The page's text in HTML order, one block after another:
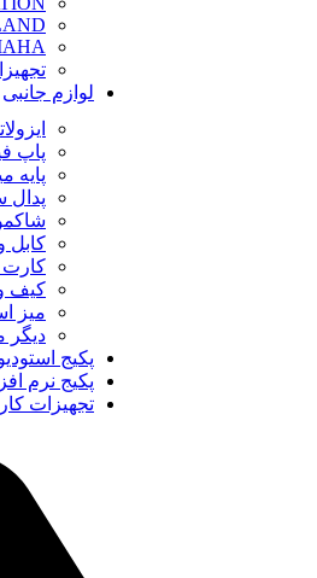
لوازم جانبی
پاپ
پایه
پدال
کابل
کارت
کیف
میز
دیگر
پکیج
پکیج نرم
تجهیزات